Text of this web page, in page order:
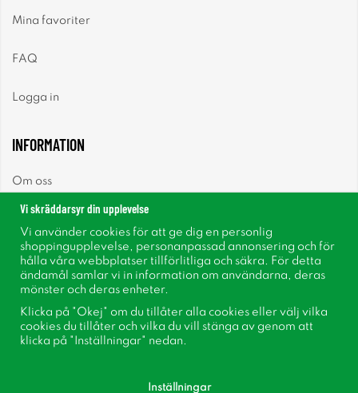
Mina favoriter
FAQ
Logga in
INFORMATION
Om oss
Nyhetsbrev
Om cookies
Inspiration
Vi skräddarsyr din upplevelse
Vi använder cookies för att ge dig en personlig
shoppingupplevelse, personanpassad annonsering och för
hålla våra webbplatser tillförlitliga och säkra. För detta
ändamål samlar vi in information om användarna, deras
mönster och deras enheter.
Klicka på "Okej" om du tillåter alla cookies eller välj vilka
cookies du tillåter och vilka du vill stänga av genom att
klicka på "Inställningar" nedan.
Inställningar